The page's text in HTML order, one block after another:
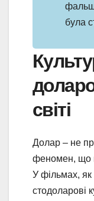
була
світі
Долар – не
феномен, що
У фільмах, як
стодоларові